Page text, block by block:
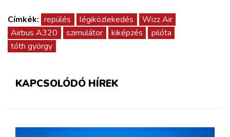
Címkék: repülés légiközlekedés
Wizz Air
Airbus A320
szimulátor kiképzés
pilóta
tóth györgy
KAPCSOLÓDÓ HÍREK